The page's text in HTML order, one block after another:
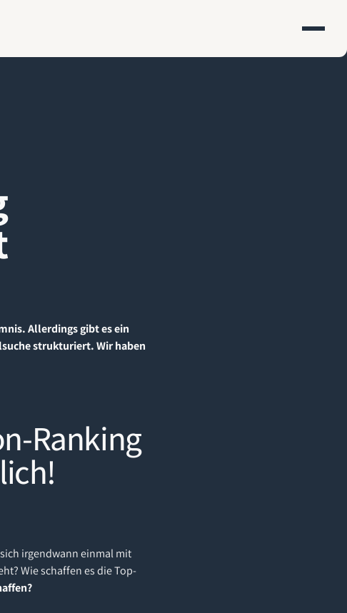
Allerdings gibt es ein
strukturiert. Wir haben
Ranking
irgendwann einmal mit
Wie schaffen es die Top-